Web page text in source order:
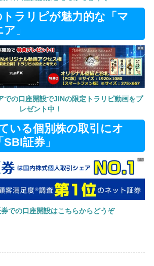
トラリピが魅力的な「マ
ア 」
での口座開設でJINの限定トラリピ動画をプ
レゼント中！
いる個別株の取引にオ
SBI証券」
での口座開設はこちらからどうぞ